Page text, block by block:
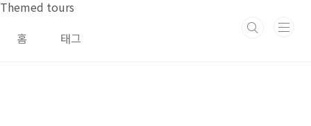
본문 바로가기
Themed tours
홈
태그